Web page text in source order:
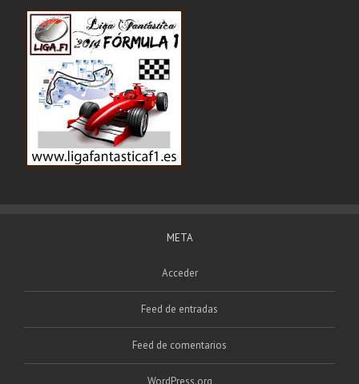
META
Acceder
Feed de entradas
Feed de comentarios
WordPress.org